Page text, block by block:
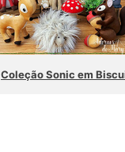
Coleção Sonic em